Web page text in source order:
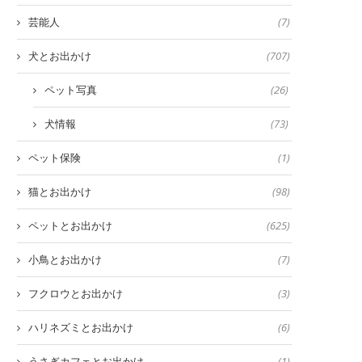
芸能人 (7)
犬とお出かけ (707)
ペット写真 (26)
犬情報 (73)
ペット保険 (1)
猫とお出かけ (98)
ペットとお出かけ (625)
小鳥とお出かけ (7)
フクロウとお出かけ (3)
ハリネズミとお出かけ (6)